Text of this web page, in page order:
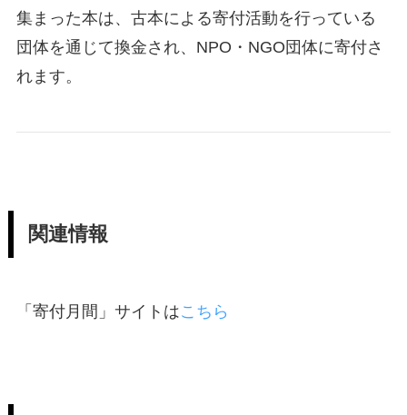
集まった本は、古本による寄付活動を行っている
団体を通じて換金され、NPO・NGO団体に寄付さ
れます。
関連情報
「寄付月間」サイトはこちら